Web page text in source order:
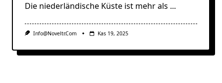
Die niederländische Küste ist mehr als ...
Info@noveltr.com Kas 19, 2025